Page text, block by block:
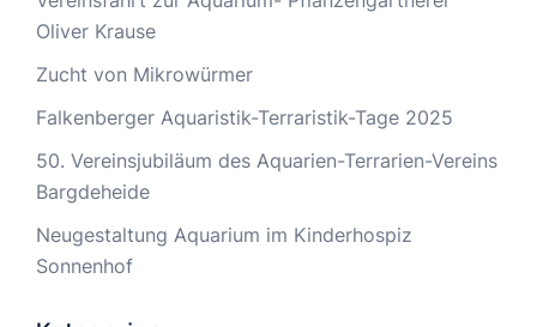
Oliver Krause
Zucht von Mikrowürmer
Falkenberger Aquaristik-Terraristik-Tage 2025
50. Vereinsjubiläum des Aquarien-Terrarien-Vereins
Bargdeheide
Neugestaltung Aquarium im Kinderhospiz
Sonnenhof